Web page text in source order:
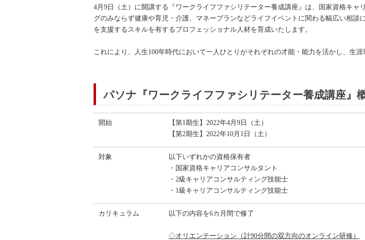
4月9日（土）に開講する『ワークライフファシリテーター養成講座』は、国家資格キ
グのみならず健康や育児・介護、マネープランなどライフイベントに関わる幅広い相
を支援するスキルを有するプロフェッショナル人材を育成いたします。
これにより、人生100年時代において一人ひとりがそれぞれの才能・能力を活かし、生
パソナ『ワークライフファシリテーター養成講座』
開始
【第1期生】2022年4月9日（土）
【第2期生】2022年10月1日（土）
対象
以下いずれかの資格保有者
・国家資格キャリアコンサルタント
・2級キャリアコンサルティング技能士
・1級キャリアコンサルティング技能士
カリキュラム 以下の内容を6カ月間で修了
◇オリエンテーション（計90分間の双方向のオンライン研修）